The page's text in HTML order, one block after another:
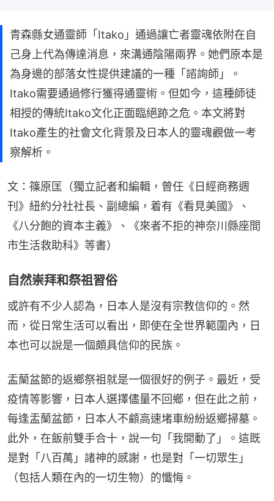
青森縣女通靈師「Itako」通過讓亡者靈魂依附在自
己身上代為傳達消息，來溝通陰陽兩界。她們原本是
為身邊的部落女性提供建議的一種「諮詢師」。
Itako需要通過修行獲得通靈術。但如今，這種師徒
相授的傳統Itako文化正面臨絕跡之危。本文將對
Itako產生的社會文化背景及日本人的靈魂觀做一考
察解析。
文：篠原匡（獨立記者和編輯，曾任《日經商務週
刊》紐約分社社長、副總編，着有《看見美國》、
《八分飽的資本主義》、《來者不拒的神奈川縣座間
市生活救助科》等書）
自然崇拜和祭祖習俗
或許有不少人認為，日本人是沒有宗教信仰的。然
而，從日常生活可以看出，即使在全世界範圍內，日
本也可以說是一個頗具信仰的民族。
盂蘭盆節的返鄉祭祖就是一個很好的例子。最近，受
疫情等影響，日本人選擇儘量不回鄉，但在此之前，
每逢盂蘭盆節，日本人不顧高速堵車紛紛返鄉掃墓。
此外，在飯前雙手合十，說一句「我開動了」。這既
是對「八百萬」諸神的感謝，也是對「一切眾生」
（包括人類在內的一切生物）的懺悔。